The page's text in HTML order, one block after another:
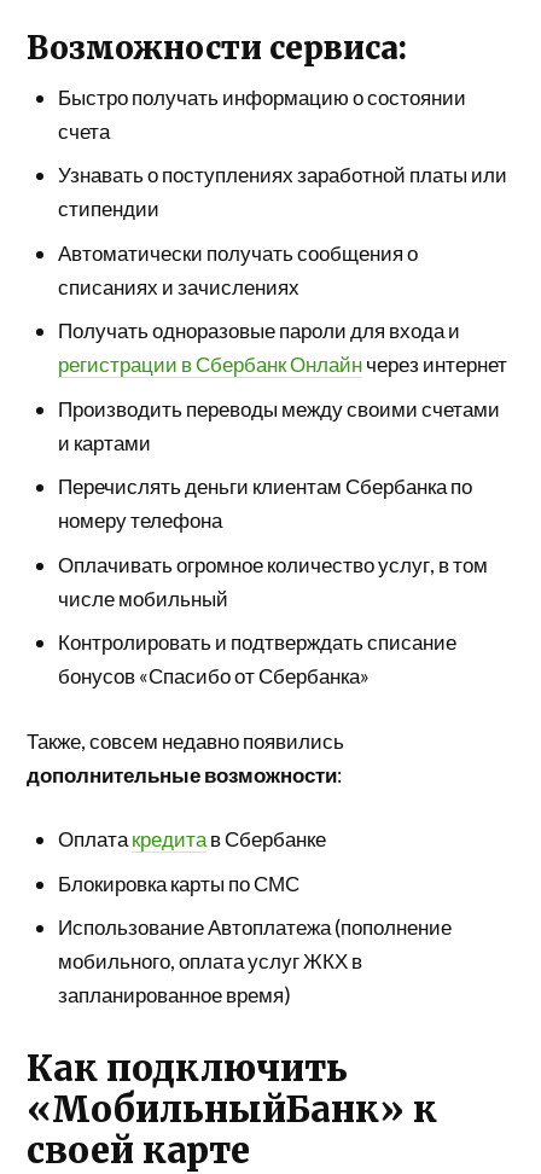
Возможности сервиса:
Быстро получать информацию о состоянии
счета
Узнавать о поступлениях заработной платы или
стипендии
Автоматически получать сообщения о
списаниях и зачислениях
Получать одноразовые пароли для входа и
регистрации в Сбербанк Онлайнчерез интернет
Производить переводы между своими счетами
и картами
Перечислять деньги клиентам Сбербанка по
номеру телефона
Оплачивать огромное количество услуг, в том
числе мобильный
Контролировать и подтверждать списание
бонусов «Спасибо от Сбербанка»
Также, совсем недавно появились
дополнительные возможности:
Оплатакредитав Сбербанке
Блокировка карты по СМС
Использование Автоплатежа (пополнение
мобильного, оплата услуг ЖКХ в
запланированное время)
Как подключить
«МобильныйБанк» к
своей карте